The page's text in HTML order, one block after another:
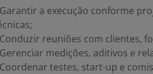
Garantir a execução conforme
Conduzir reuniões com clientes,
Gerenciar medições, aditivos e
Coordenar testes, start-up e